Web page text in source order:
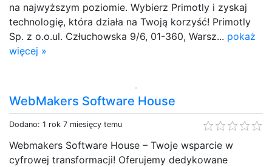
na najwyższym poziomie. Wybierz Primotly i zyskaj
technologię, która działa na Twoją korzyść! Primotly
Sp. z o.o.ul. Człuchowska 9/6, 01-360, Warsz... pokaż
więcej »
WebMakers Software House
Dodano: 1 rok 7 miesięcy temu
Webmakers Software House – Twoje wsparcie w
cyfrowej transformacji! Oferujemy dedykowane